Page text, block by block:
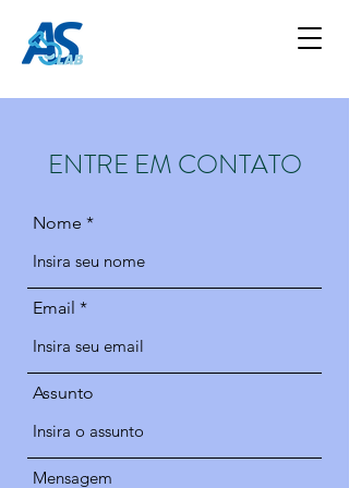
ENTRE EM CONTATO
Nome
Email
Assunto
Mensagem